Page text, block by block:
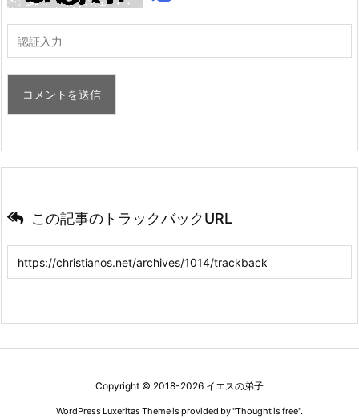
この記事のトラックバックURL
Copyright © 2018-2026 イエスの弟子
WordPress Luxeritas Theme is provided by "Thought is free".